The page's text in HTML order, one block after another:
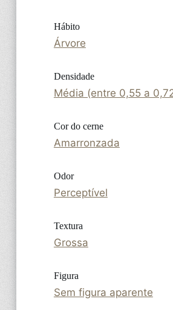
Hábito
Árvore
Densidade
Média (entre 0,55 a
Cor do cerne
Amarronzada
Odor
Perceptível
Textura
Grossa
Figura
Sem figura aparente